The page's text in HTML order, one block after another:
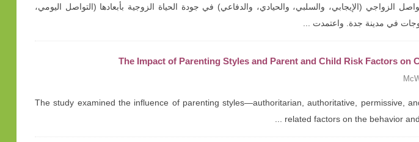
الزواجي (الإيجابي، والسلبي، والحيادي، والدفاعي) في جودة الحياة الزوجية بأبعادها (التواصل اليومي،
في مدينة جدة. واعتمدت ...
The Impact of Parenting Styles and Parent and Child Risk Factors on
The study examined the influence of parenting styles—authoritarian, authoritative, permissive,
related factors on the behavior